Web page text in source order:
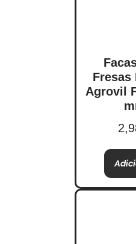
Fresas
Agrovil